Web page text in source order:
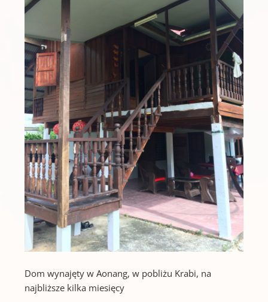
Dom wynajęty w Aonang, w pobliżu Krabi, na
najbliższe kilka miesięcy